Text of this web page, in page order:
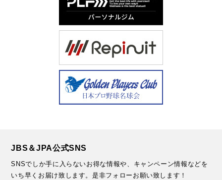
JBS＆JPA公式SNS
SNSでしか手に入らないお得な情報や、キャンペーン情報などを
いち早くお届け致します。是非フォローお願い致します！